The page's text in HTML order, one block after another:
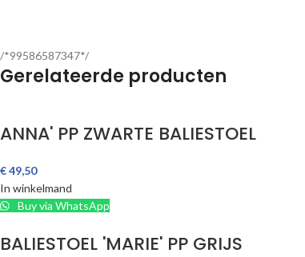
/*99586587347*/
Gerelateerde producten
ANNA' PP ZWARTE BALIESTOEL
€49,50
In winkelmand
Buy via WhatsApp
BALIESTOEL 'MARIE' PP GRIJS